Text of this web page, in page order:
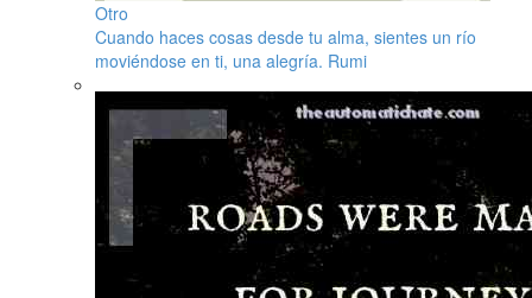
Otro
Cuando haces cosas desde tu alma, sientes un río
moviéndose en ti, una alegría. Rumi